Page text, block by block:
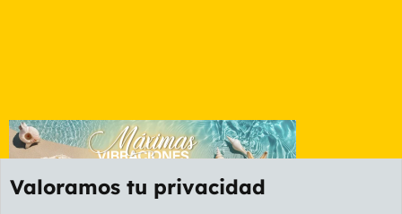
Valoramos tu privacidad